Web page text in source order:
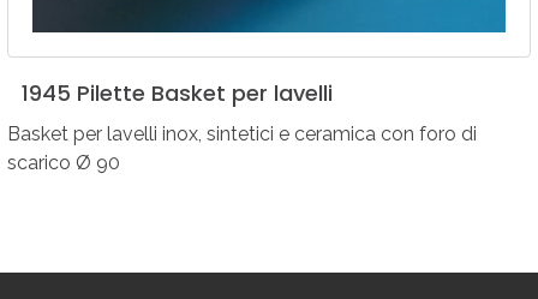
1945 Pilette Basket per lavelli
Basket per lavelli inox, sintetici e ceramica con foro di
scarico Ø 90